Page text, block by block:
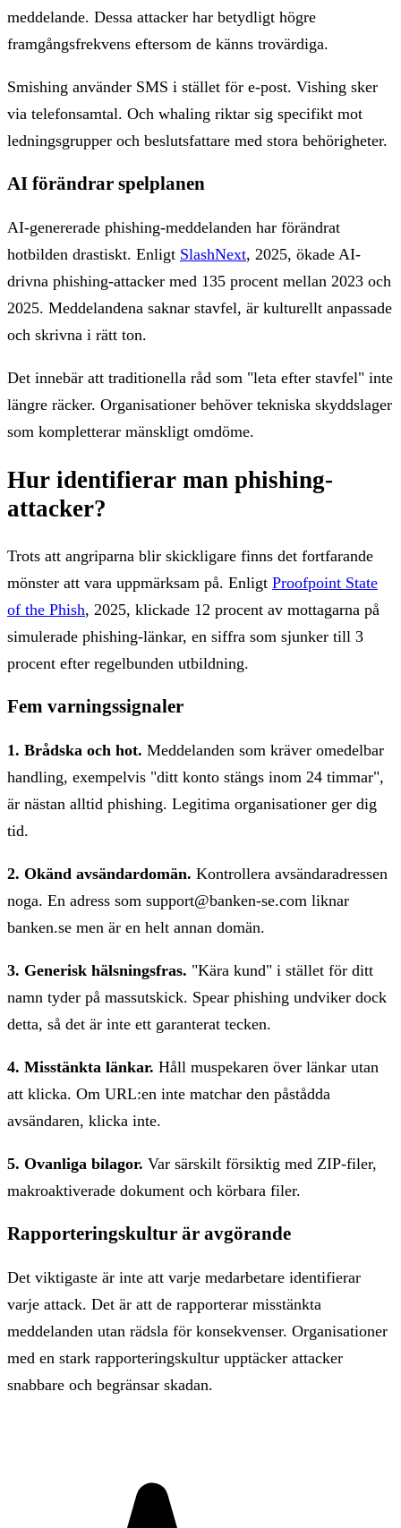
meddelande. Dessa attacker har betydligt högre
framgångsfrekvens eftersom de känns trovärdiga.
Smishing använder SMS i stället för e-post. Vishing sker
via telefonsamtal. Och whaling riktar sig specifikt mot
ledningsgrupper och beslutsfattare med stora behörigheter.
AI förändrar spelplanen
AI-genererade phishing-meddelanden har förändrat
hotbilden drastiskt. Enligt SlashNext, 2025, ökade AI-
drivna phishing-attacker med 135 procent mellan 2023 och
2025. Meddelandena saknar stavfel, är kulturellt anpassade
och skrivna i rätt ton.
Det innebär att traditionella råd som "leta efter stavfel" inte
längre räcker. Organisationer behöver tekniska skyddslager
som kompletterar mänskligt omdöme.
Hur identifierar man phishing-
attacker?
Trots att angriparna blir skickligare finns det fortfarande
mönster att vara uppmärksam på. Enligt Proofpoint State
of the Phish, 2025, klickade 12 procent av mottagarna på
simulerade phishing-länkar, en siffra som sjunker till 3
procent efter regelbunden utbildning.
Fem varningssignaler
1. Brådska och hot. Meddelanden som kräver omedelbar
handling, exempelvis "ditt konto stängs inom 24 timmar",
är nästan alltid phishing. Legitima organisationer ger dig
tid.
2. Okänd avsändardomän. Kontrollera avsändaradressen
noga. En adress som support@banken-se.com liknar
banken.se men är en helt annan domän.
3. Generisk hälsningsfras. "Kära kund" i stället för ditt
namn tyder på massutskick. Spear phishing undviker dock
detta, så det är inte ett garanterat tecken.
4. Misstänkta länkar. Håll muspekaren över länkar utan
att klicka. Om URL:en inte matchar den påstådda
avsändaren, klicka inte.
5. Ovanliga bilagor. Var särskilt försiktig med ZIP-filer,
makroaktiverade dokument och körbara filer.
Rapporteringskultur är avgörande
Det viktigaste är inte att varje medarbetare identifierar
varje attack. Det är att de rapporterar misstänkta
meddelanden utan rädsla för konsekvenser. Organisationer
med en stark rapporteringskultur upptäcker attacker
snabbare och begränsar skadan.